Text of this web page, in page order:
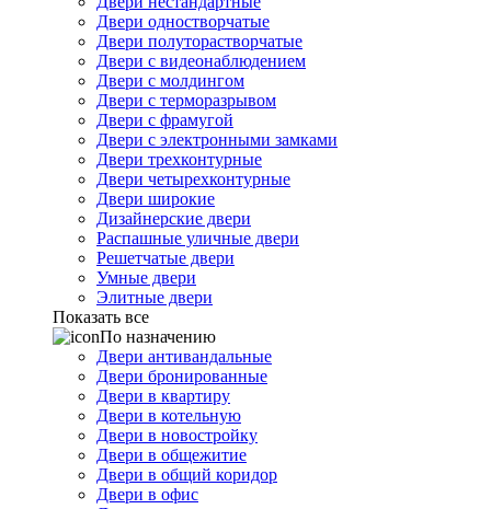
Двери одностворчатые
Двери полуторастворчатые
Двери с видеонаблюдением
Двери с молдингом
Двери с терморазрывом
Двери с фрамугой
Двери с электронными замками
Двери трехконтурные
Двери четырехконтурные
Двери широкие
Дизайнерские двери
Распашные уличные двери
Решетчатые двери
Умные двери
Элитные двери
Показать все
По назначению
Двери антивандальные
Двери бронированные
Двери в квартиру
Двери в котельную
Двери в новостройку
Двери в общежитие
Двери в общий коридор
Двери в офис